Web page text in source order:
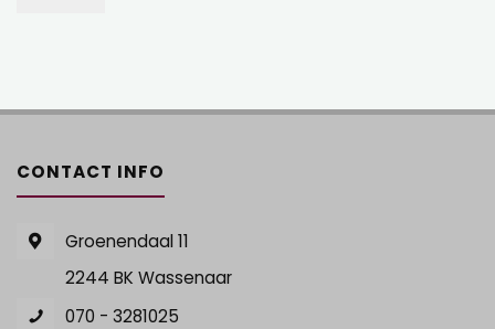
CONTACT INFO
Groenendaal 11
2244 BK Wassenaar
070 - 3281025